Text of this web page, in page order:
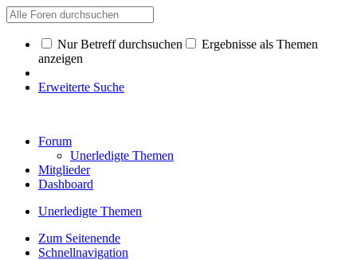
Nur Betreff durchsuchen
Ergebnisse als Themen
anzeigen
Erweiterte Suche
Forum
Unerledigte Themen
Mitglieder
Dashboard
Unerledigte Themen
Zum Seitenende
Schnellnavigation